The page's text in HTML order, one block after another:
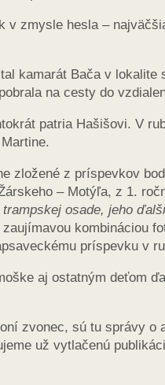
v zmysle hesla –
kamarát Bača v
na cesty do
patria Hašišovi. V
zložené z príspevkov
– Motýľa, z 1.
osade, jeho
kombináciou
príspevku v
aj ostatným deťom
zvonec, sú tu správy o
už vytlačenú